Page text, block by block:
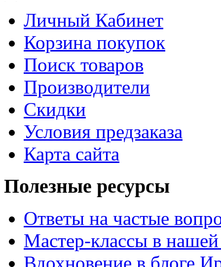
Личный Кабинет
Корзина покупок
Поиск товаров
Производители
Скидки
Условия предзаказа
Карта сайта
Полезные ресурсы
Ответы на частые
Мастер-классы в нашей
Вдохновение в блоге